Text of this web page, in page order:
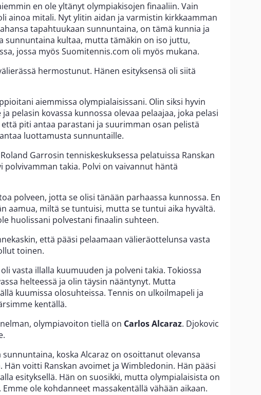
en ole yltänyt olympiakisojen finaaliin. Vain
ainoa mitali. Nyt ylitin aidan ja varmistin kirkkaamman
tapahtuukaan sunnuntaina, on tämä kunnia ja
sunnuntaina kultaa, mutta tämäkin on iso juttu,
jossa myös Suomitennis.com oli myös mukana.
hermostunut. Hänen esityksensä oli siitä
aiemmissa olympialaisissani. Olin siksi hyvin
pelasin kovassa kunnossa olevaa pelaajaa, joka pelasi
piti antaa parastani ja suurimman osan pelistä
luottamusta sunnuntaille.
Garrosin tenniskeskuksessa pelatuissa Ranskan
polvivamman takia. Polvi on vaivannut häntä
polveen, jotta se olisi tänään parhaassa kunnossa. En
aamua, miltä se tuntuisi, mutta se tuntui aika hyvältä.
huolissani polvestani finaalin suhteen.
että pääsi pelaamaan välieräottelunsa vasta
toinen.
vasta illalla kuumuuden ja polveni takia. Tokiossa
helteessä ja olin täysin nääntynyt. Mutta
kuumissa olosuhteissa. Tennis on ulkoilmapeli ja
kentällä.
olympiavoiton tiellä on Carlos Alcaraz. Djokovic
sunnuntaina, koska Alcaraz on osoittanut olevansa
Hän voitti Ranskan avoimet ja Wimbledonin. Hän pääsi
esityksellä. Hän on suosikki, mutta olympialaisista on
Emme ole kohdanneet massakentällä vähään aikaan.